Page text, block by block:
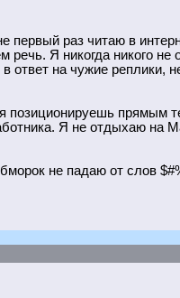
раз читаю в
Я никогда никого
на чужие реплики,
позиционируешь прямым
Я не отдыхаю на
не падаю от слов